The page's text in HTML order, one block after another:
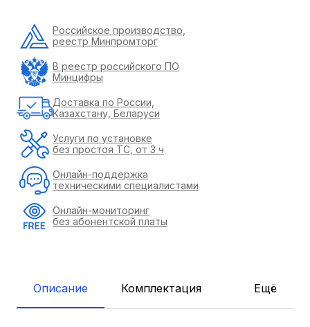
Описание Комплектация Ещё
Российское производство,
реестр Минпромторг
В реестр российского ПО
Минцифры
Доставка по России,
Казахстану, Беларуси
Услуги по установке
без простоя ТС, от 3 ч
Онлайн-поддержка
техническими специалистами
Онлайн-мониторинг
без абонентской платы